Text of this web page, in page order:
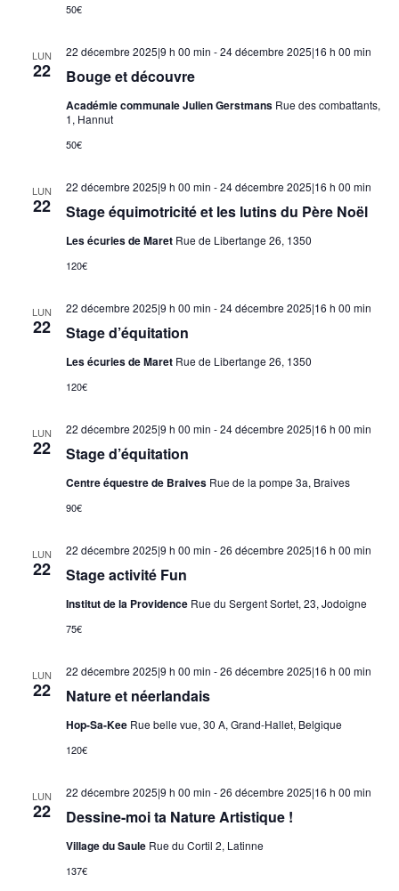
50€
LUN
22 Bouge et découvre
22 décembre 2025|9 h 00 min -24 décembre 2025|16 h 00 min
Académie communale Julien Gerstmans Rue des combattants,
1, Hannut
50€
LUN
22 Stage équimotricité et les lutins du Père Noël
22 décembre 2025|9 h 00 min -24 décembre 2025|16 h 00 min
Les écuries de Maret Rue de Libertange 26, 1350
120€
LUN
22 Stage d’équitation
22 décembre 2025|9 h 00 min -24 décembre 2025|16 h 00 min
Les écuries de Maret Rue de Libertange 26, 1350
120€
LUN
22 Stage d’équitation
22 décembre 2025|9 h 00 min -24 décembre 2025|16 h 00 min
Centre équestre de Braives Rue de la pompe 3a, Braives
90€
LUN
22 Stage activité Fun
22 décembre 2025|9 h 00 min -26 décembre 2025|16 h 00 min
Institut de la Providence Rue du Sergent Sortet, 23, Jodoigne
75€
LUN
22 Nature et néerlandais
22 décembre 2025|9 h 00 min -26 décembre 2025|16 h 00 min
Hop-Sa-Kee Rue belle vue, 30 A, Grand-Hallet, Belgique
120€
LUN
22 Dessine-moi ta Nature Artistique !
22 décembre 2025|9 h 00 min -26 décembre 2025|16 h 00 min
Village du Saule Rue du Cortil 2, Latinne
137€